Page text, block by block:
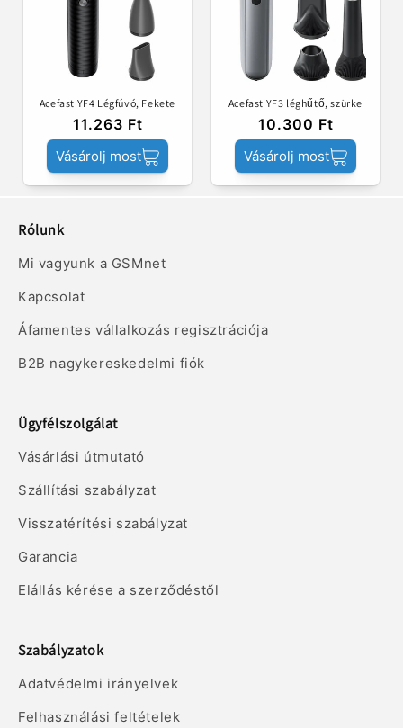
Acefast YF4 Légfúvó, Fekete
11.263 Ft
Vásárolj most
Acefast YF3 léghűtő, szürke
10.300 Ft
Vásárolj most
Rólunk
Mi vagyunk a GSMnet
Kapcsolat
Áfamentes vállalkozás regisztrációja
B2B nagykereskedelmi fiók
Ügyfélszolgálat
Vásárlási útmutató
Szállítási szabályzat
Visszatérítési szabályzat
Garancia
Elállás kérése a szerződéstől
Szabályzatok
Adatvédelmi irányelvek
Felhasználási feltételek